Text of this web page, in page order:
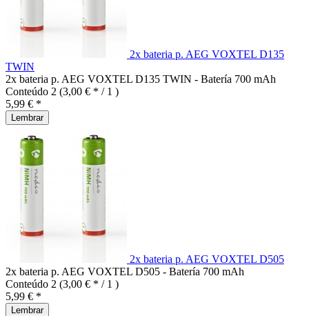
2x bateria p. AEG VOXTEL D135
TWIN
2x bateria p. AEG VOXTEL D135 TWIN - Batería 700 mAh
Conteúdo 2 (3,00 € * / 1 )
5,99 € *
Lembrar
2x bateria p. AEG VOXTEL D505
2x bateria p. AEG VOXTEL D505 - Batería 700 mAh
Conteúdo 2 (3,00 € * / 1 )
5,99 € *
Lembrar